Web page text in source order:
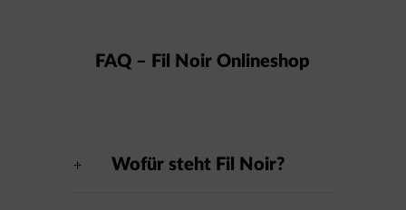
FAQ – Fil Noir Onlineshop
Wofür steht Fil Noir?